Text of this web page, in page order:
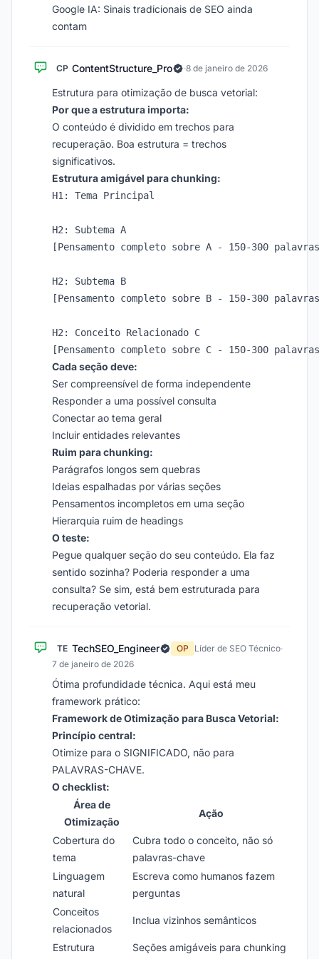
Google IA: Sinais tradicionais de SEO ainda
contam
CP ContentStructure_Pro ·8 de janeiro de 2026
Estrutura para otimização de busca vetorial:
Por que a estrutura importa:
O conteúdo é dividido em trechos para
recuperação. Boa estrutura = trechos
significativos.
Estrutura amigável para chunking:
H1: Tema Principal
H2: Subtema A
[Pensamento completo sobre A - 150-300
H2: Subtema B
[Pensamento completo sobre B - 150-300
H2: Conceito Relacionado C
Cada seção deve:
Ser compreensível de forma independente
Responder a uma possível consulta
Conectar ao tema geral
Incluir entidades relevantes
Ruim para chunking:
Parágrafos longos sem quebras
Ideias espalhadas por várias seções
Pensamentos incompletos em uma seção
Hierarquia ruim de headings
O teste:
Pegue qualquer seção do seu conteúdo. Ela faz
sentido sozinha? Poderia responder a uma
consulta? Se sim, está bem estruturada para
recuperação vetorial.
TE TechSEO_Engineer OP Líder de SEO Técnico·
7 de janeiro de 2026
Ótima profundidade técnica. Aqui está meu
framework prático:
Framework de Otimização para Busca Vetorial:
Princípio central:
Otimize para o SIGNIFICADO, não para
PALAVRAS-CHAVE.
O checklist:
Área de
Otimização
Ação
Cobertura do
tema
Cubra todo o conceito, não só
palavras-chave
Linguagem
natural
Escreva como humanos fazem
perguntas
Conceitos
relacionados
Inclua vizinhos semânticos
Estrutura
Seções amigáveis para chunking